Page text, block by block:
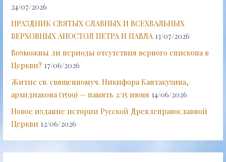
24/07/2026
ПРАЗДНИК СВЯТЫХ СЛАВНЫХ И ВСЕХВАЛЬНЫХ
ВЕРХОВНЫХ АПОСТОЛ ПЕТРА И ПАВЛА 13/07/2026
Возможны ли периоды отсутствия верного епископа в
Церкви? 17/06/2026
Житие св. священномуч. Никифора Кантакузина,
архидиакона (1599) — память 2/15 июня 14/06/2026
Новое издание истории Русской Древлеправославной
Церкви 12/06/2026